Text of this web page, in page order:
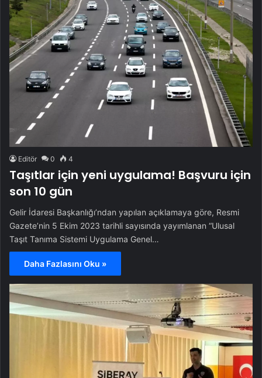
Editör 0 4
Taşıtlar için yeni uygulama! Başvuru için
son 10 gün
Gelir İdaresi Başkanlığı’ndan yapılan açıklamaya göre, Resmi
Gazete’nin 5 Ekim 2023 tarihli sayısında yayımlanan “Ulusal
Taşıt Tanıma Sistemi Uygulama Genel…
Daha Fazlasını Oku »